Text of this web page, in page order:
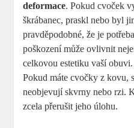
deformace. Pokud cvoček
škrábanec, praskl nebo byl
pravděpodobné, že je
poškození může ovlivnit
celkovou estetiku vaší
Pokud máte cvočky z kovu,
neobjevují skvrny nebo rzi.
zcela přerušit jeho úlohu.